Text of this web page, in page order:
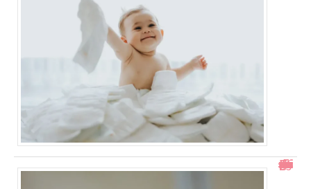
Test de grossesse positif mais prise de sang négative : explications